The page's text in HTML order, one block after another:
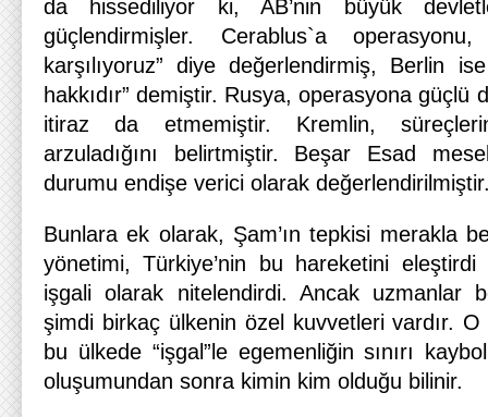
da hissediliyor ki, AB’nin büyük
güçlendirmişler. Cerablus`a
karşılıyoruz” diye değerlendirmiş, Berlin
hakkıdır” demiştir. Rusya, operasyona güçlü
itiraz da etmemiştir. Kremlin,
arzuladığını belirtmiştir. Beşar Esad
durumu endişe verici olarak
Bunlara ek olarak, Şam’ın tepkisi merakla
yönetimi, Türkiye’nin bu hareketini eleştirdi
işgali olarak nitelendirdi. Ancak uzmanlar
şimdi birkaç ülkenin özel kuvvetleri vardır. O
bu ülkede “işgal”le egemenliğin sınırı
oluşumundan sonra kimin kim olduğu bilinir.